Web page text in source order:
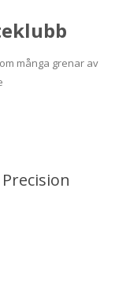
många grenar av